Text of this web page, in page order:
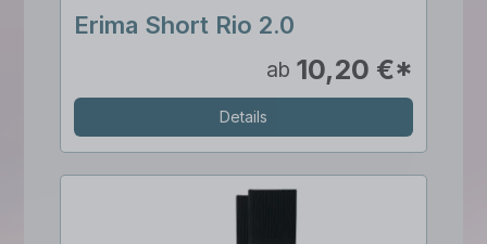
Erima Short Rio 2.0
ab 10,20 €*
Details